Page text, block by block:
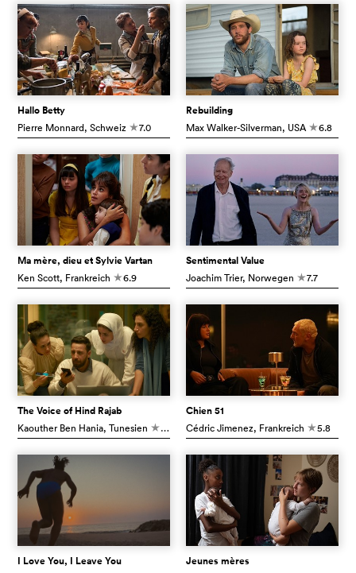
Hallo Betty
Pierre Monnard, Schweiz c7.0
Rebuilding
Max Walker-Silverman, USA c6.8
Ma mère, dieu et Sylvie Vartan
Ken Scott, Frankreich c6.9
Sentimental Value
Joachim Trier, Norwegen c7.7
The Voice of Hind Rajab
Kaouther Ben Hania, Tunesien c8.2
Chien 51
Cédric Jimenez, Frankreich c5.8
I Love You, I Leave You Jeunes mères